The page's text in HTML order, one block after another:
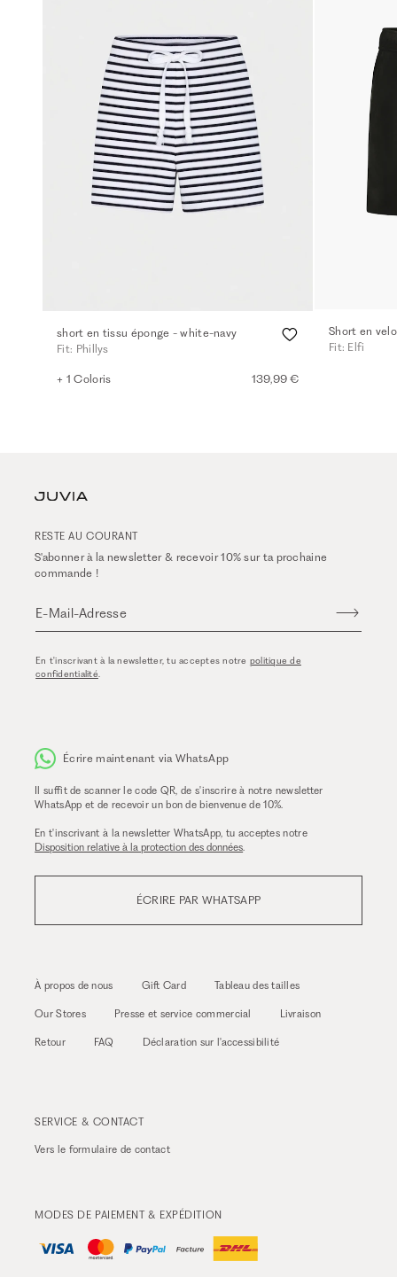
short en tissu éponge - white-navy
Fit: Phillys
+ 1 Coloris 139,99 €
Short en
Fit: Elfi
RESTE AU COURANT
S'abonner à la newsletter & recevoir 10% sur ta prochaine
commande !
E-Mail-Adresse
En t'inscrivant à la newsletter, tu acceptes notre politique de
confidentialité.
Écrire maintenant via WhatsApp
Il suffit de scanner le code QR, de s'inscrire à notre newsletter
WhatsApp et de recevoir un bon de bienvenue de 10%.
En t'inscrivant à la newsletter WhatsApp, tu acceptes notre
Disposition relative à la protection des données
ÉCRIRE PAR WHATSAPP
À propos de nous Gift Card Tableau des tailles
Our Stores Presse et service commercial Livraison
Retour FAQ Déclaration sur l'accessibilité
SERVICE & CONTACT
Vers le formulaire de contact
MODES DE PAIEMENT & EXPÉDITION